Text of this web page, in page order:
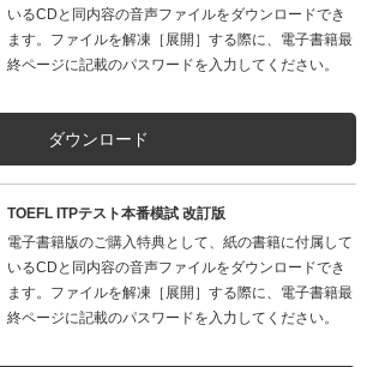
いるCDと同内容の音声ファイルをダウンロードでき
ます。ファイルを解凍［展開］する際に、電子書籍最
終ページに記載のパスワードを入力してください。
ダウンロード
TOEFL ITPテスト本番模試 改訂版
電子書籍版のご購入特典として、紙の書籍に付属して
いるCDと同内容の音声ファイルをダウンロードでき
ます。ファイルを解凍［展開］する際に、電子書籍最
終ページに記載のパスワードを入力してください。